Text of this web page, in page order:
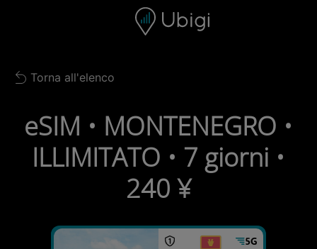
Barra di navigazione
Back to list
Torna all'elenco
eSIM • MONTENEGRO •
ILLIMITATO • 7 giorni •
240 ¥